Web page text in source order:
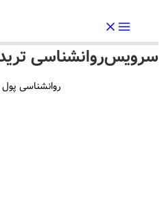
روانشناسی ترید